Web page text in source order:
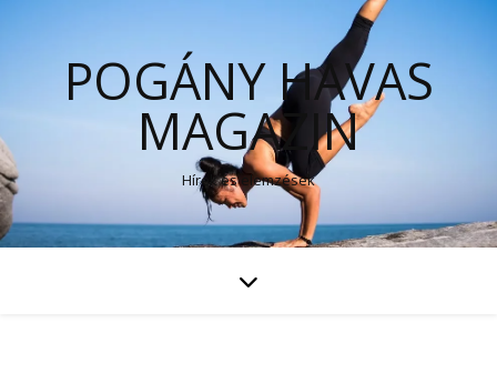
POGÁNY HAVAS
MAGAZIN
Hírek és elemzések